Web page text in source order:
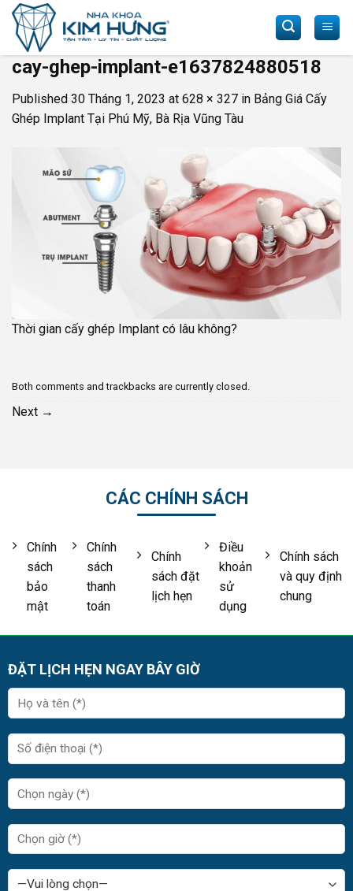
Skip
content
cay-ghep-implant-e1637824880518
Published 30 Tháng 1, 2023 at 628 × 327 in Bảng Giá Cấy
Ghép Implant Tại Phú Mỹ, Bà Rịa Vũng Tàu
Thời gian cấy ghép Implant có lâu không?
Both comments and trackbacks are currently closed.
Next →
CÁC CHÍNH SÁCH
Chính
sách
bảo
mật
Chính
sách
thanh
toán
Chính
sách đặt
lịch hẹn
Điều
khoản
sử
dụng
Chính sách
và quy định
chung
ĐẶT LỊCH HẸN NGAY BÂY GIỜ